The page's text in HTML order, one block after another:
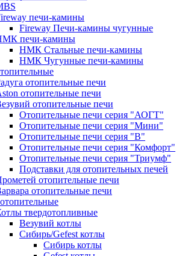
печи-камины
Fireway Печи-камины чугунные
печи-камины
НМК Стальные печи-камины
НМК Чугунные печи-камины
отопительные печи
отопительные печи
отопительные печи
Отопительные печи серия "АОГТ"
Отопительные печи серия "Мини"
Отопительные печи серия "В"
Отопительные печи серия "Комфорт"
Отопительные печи серия "Триумф"
Подставки для отопительных печей
отопительные печи
отопительные печи
твердотопливные
Везувий котлы
Сибирь/Gefest котлы
Сибирь котлы